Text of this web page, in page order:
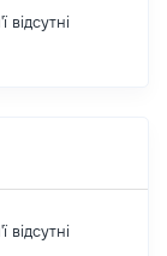
відсутні
відсутні